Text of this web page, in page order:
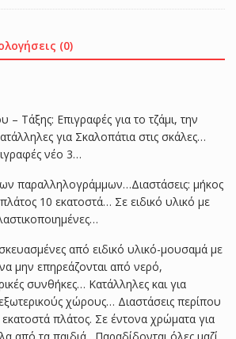
(0)
– Τάξης: Επιγραφές για το τζάμι, την
για Σκαλοπάτια στις σκάλες…
νέο 3…
παραλληλογράμμων…Διαστάσεις: μήκος
10 εκατοστά… Σε ειδικό υλικό με
από ειδικό υλικό-μουσαμά με
μην επηρεάζονται από νερό,
συνθήκες… Κατάλληλες και για
χώρους… Διαστάσεις περίπου
πλάτος. Σε έντονα χρώματα για